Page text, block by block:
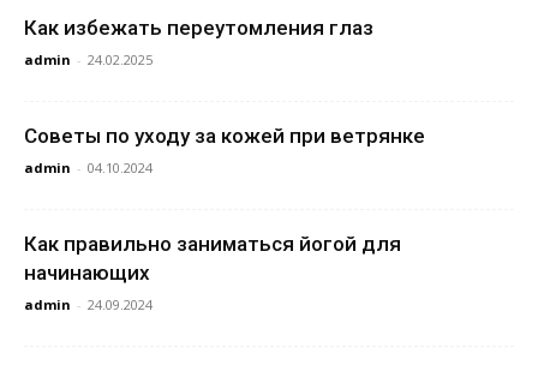
Как избежать переутомления глаз
admin - 24.02.2025
Советы по уходу за кожей при ветрянке
admin - 04.10.2024
Как правильно заниматься йогой для
начинающих
admin - 24.09.2024